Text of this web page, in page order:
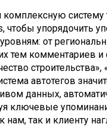
систему
чтобы упорядочить
от
тем комментариев и
автотегов
данных,
ключевые
нам, так и клиенту